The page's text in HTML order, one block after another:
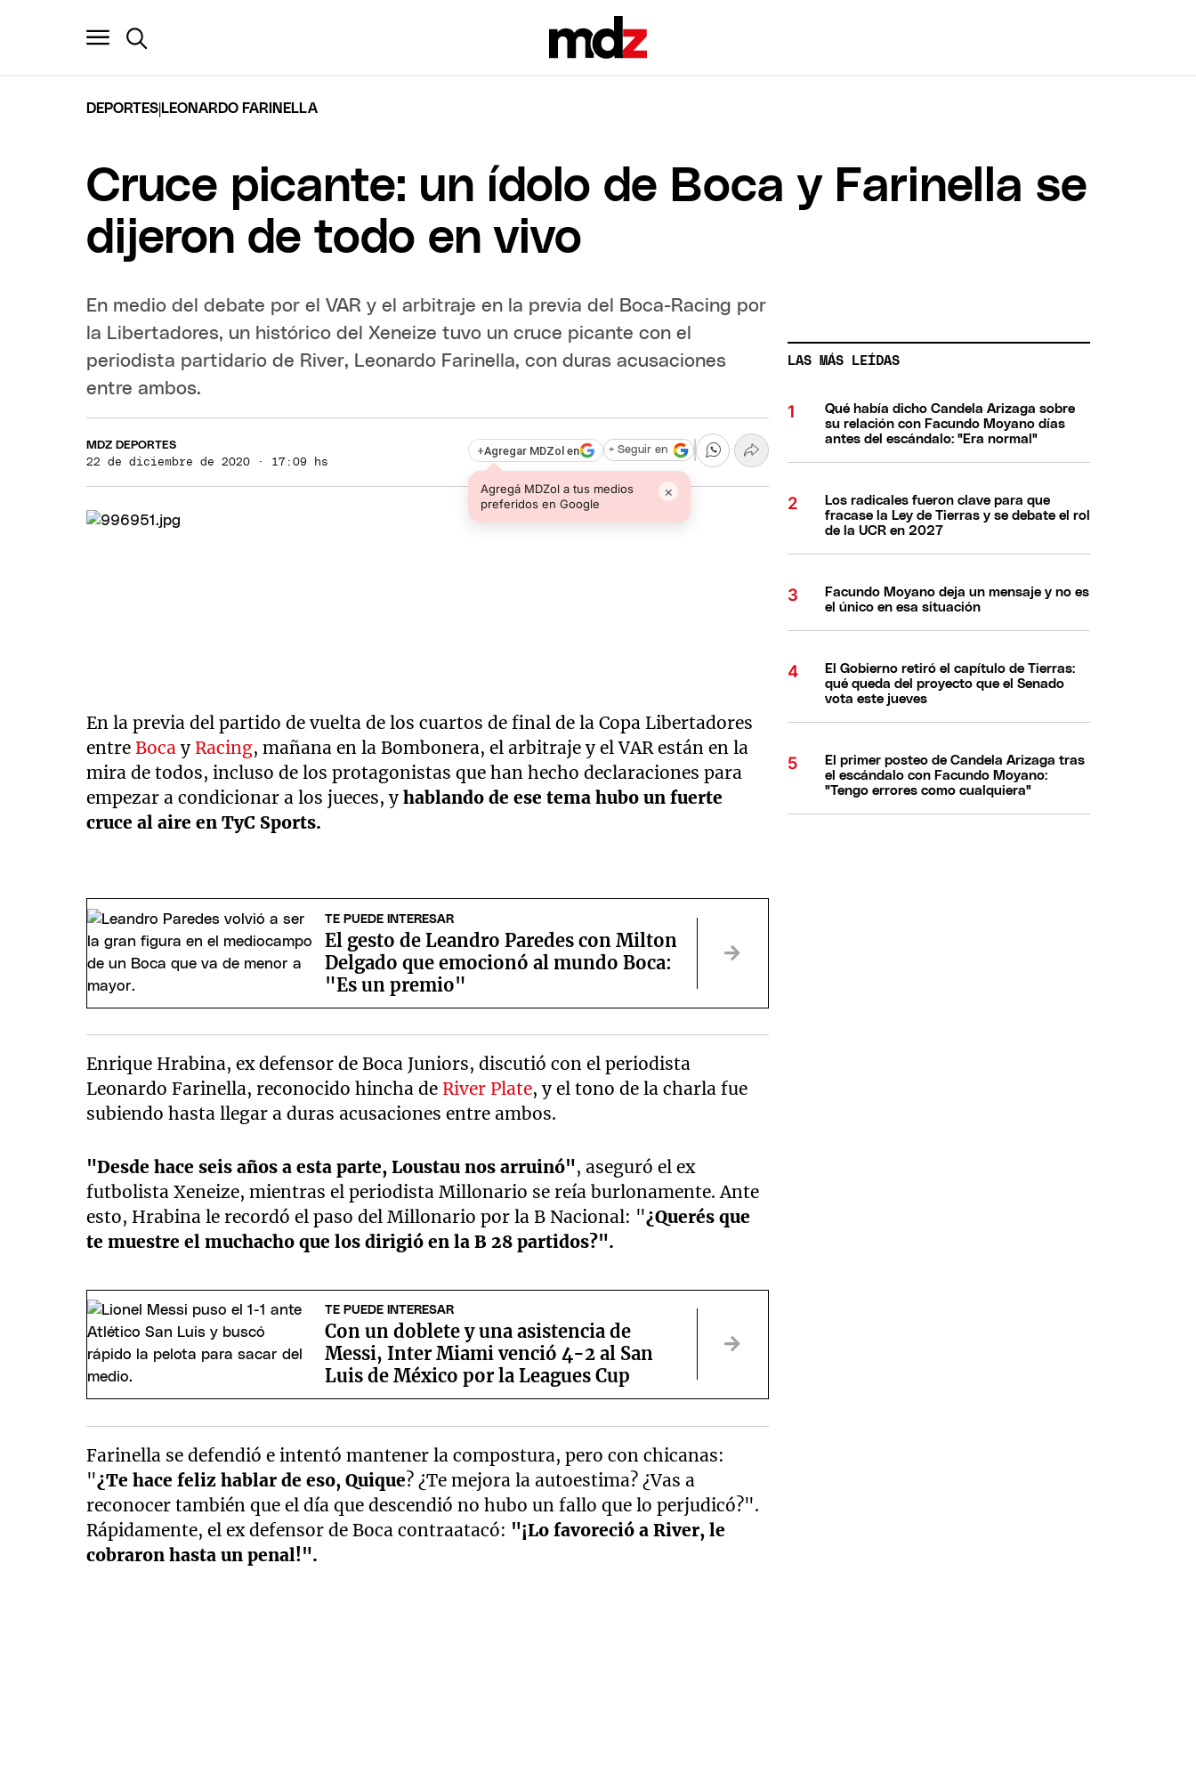
DEPORTES LEONARDO FARINELLA
Cruce picante: un ídolo de Boca y Farinella se
dijeron de todo en vivo
En medio del debate por el VAR y el arbitraje en la previa del Boca-Racing por
la Libertadores, un histórico del Xeneize tuvo un cruce picante con el
periodista partidario de River, Leonardo Farinella, con duras acusaciones
entre ambos.
MDZ DEPORTES
22 de diciembre de 2020 · 17:09 hs
+Agregar MDZol en
Agregá MDZol a tus medios
preferidos en Google
×
+ Seguir en
En la previa del partido de vuelta de los cuartos de final de la Copa Libertadores
entreBoca yRacing, mañana en la Bombonera, el arbitraje y el VAR están en la
mira de todos, incluso de los protagonistas que han hecho declaraciones para
empezar a condicionar a los jueces, yhablando de ese tema hubo un fuerte
cruce al aire en TyC Sports.
TE PUEDE INTERESAR
El gesto de Leandro Paredes con Milton
Delgado que emocionó al mundo Boca:
"Es un premio"
Enrique Hrabina, ex defensor de Boca Juniors, discutió con el periodista
Leonardo Farinella, reconocido hincha deRiver Plate, y el tono de la charla fue
subiendo hasta llegar a duras acusaciones entre ambos.
"Desde hace seis años a esta parte, Loustau nos arruinó", aseguró el ex
futbolista Xeneize, mientras el periodista Millonario se reía burlonamente. Ante
esto, Hrabina le recordó el paso del Millonario por la B Nacional: "¿Querés que
te muestre el muchacho que los dirigió en la B 28 partidos?".
TE PUEDE INTERESAR
Con un doblete y una asistencia de
Messi, Inter Miami venció 4-2 al San
Luis de México por la Leagues Cup
Farinella se defendió e intentó mantener la compostura, pero con chicanas:
"¿Te hace feliz hablar de eso, Quique? ¿Te mejora la autoestima? ¿Vas a
reconocer también que el día que descendió no hubo un fallo que lo perjudicó?".
Rápidamente, el ex defensor de Boca contraatacó: "¡Lo favoreció a River, le
cobraron hasta un penal!".
LAS MÁS LEÍDAS
Qué había dicho Candela Arizaga sobre
su relación con Facundo Moyano días
antes del escándalo: "Era normal"
Los radicales fueron clave para que
fracase la Ley de Tierras y se debate el rol
de la UCR en 2027
Facundo Moyano deja un mensaje y no es
el único en esa situación
El Gobierno retiró el capítulo de Tierras:
qué queda del proyecto que el Senado
vota este jueves
El primer posteo de Candela Arizaga tras
el escándalo con Facundo Moyano:
"Tengo errores como cualquiera"